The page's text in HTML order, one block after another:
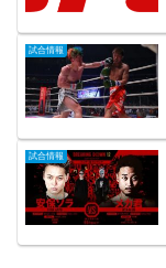
試合情報
試合情報